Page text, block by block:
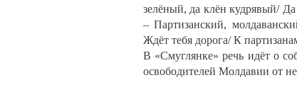
зелёный, да клён кудрявый/
– Партизанский,
Ждёт тебя дорога/ К
В «Смуглянке» речь идёт о
освободителей Молдавии от